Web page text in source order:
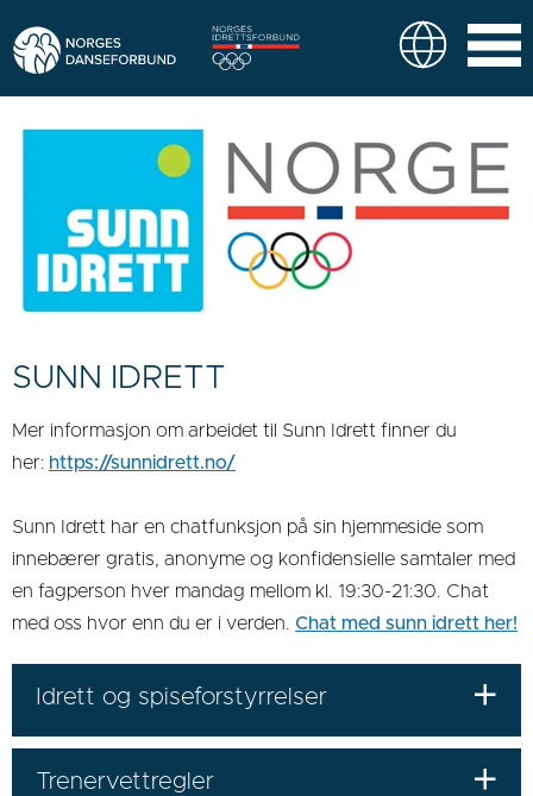
SUNN IDRETT
Mer informasjon om arbeidet til Sunn Idrett finner du
her: https://sunnidrett.no/
Sunn Idrett har en chatfunksjon på sin hjemmeside som
innebærer gratis, anonyme og konfidensielle samtaler med
en fagperson hver mandag mellom kl. 19:30-21:30. Chat
med oss hvor enn du er i verden. Chat med sunn idrett her!
Idrett og spiseforstyrrelser
Trenervettregler